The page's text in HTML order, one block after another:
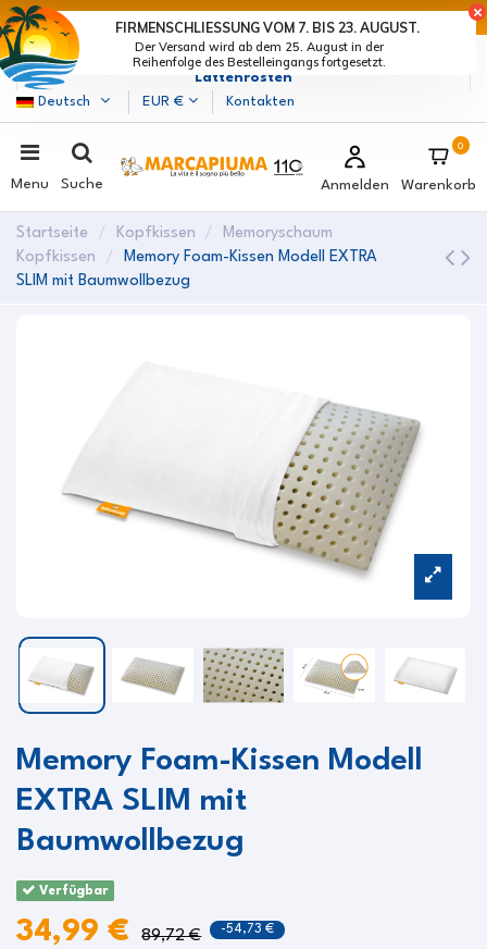
Marcapiuma| Hersteller von Matratzen, Kissen und
Lattenrosten
Deutsch
EUR € Kontakten
Menu Suche Anmelden
0
Warenkorb
Startseite Kopfkissen
Memoryschaum
Kopfkissen
Memory Foam-Kissen Modell EXTRA
SLIM mit Baumwollbezug
Memory Foam-Kissen Modell
EXTRA SLIM mit
Baumwollbezug
Verfügbar
34,99 € 89,72 € -54,73 €
Der Versand wird ab dem 25. August in der
Reihenfolge des Bestelleingangs fortgesetzt.
FIRMENSCHLIESSUNG VOM 7. BIS 23. AUGUST.